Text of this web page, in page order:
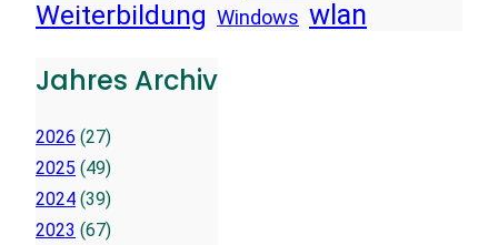
Weiterbildung Windows wlan
Jahres Archiv
2026 (27)
2025 (49)
2024 (39)
2023 (67)